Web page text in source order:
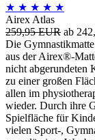
★ ★ ★ ★ ★
Airex Atlas
259,95 EUR ab
Die
aus der Airex®-
nicht abgerundeten
zu einer großen
allen im
wieder. Durch ihre
Spielfläche für
vielen Sport-,